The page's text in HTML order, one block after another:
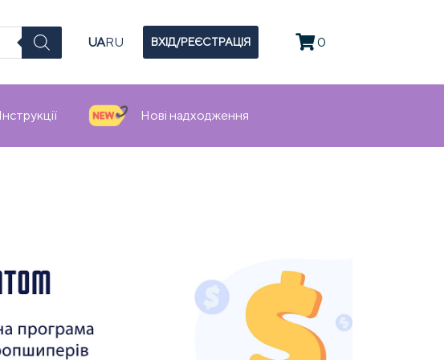
UARU ВХІД/РЕЄСТРАЦІЯ 0
Інструкції Нові надходження